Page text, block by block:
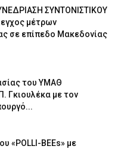
ΣΥΝΤΟΝΙΣΤΙΚΟΥ
μέτρων
σε επίπεδο Μακεδονίας
του ΥΜΑΘ
Γκιουλέκα με τον
«POLLI-BEEs» με